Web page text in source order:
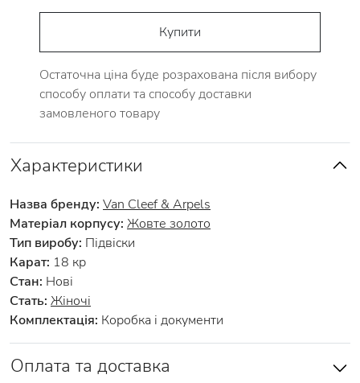
Купити
Остаточна ціна буде розрахована після вибору
способу оплати та способу доставки
замовленого товару
Характеристики
Назва бренду: Van Cleef & Arpels
Матеріал корпусу: Жовте золото
Тип виробу: Підвіски
Карат: 18 кр
Стан: Нові
Стать: Жіночі
Комплектація: Коробка і документи
Оплата та доставка